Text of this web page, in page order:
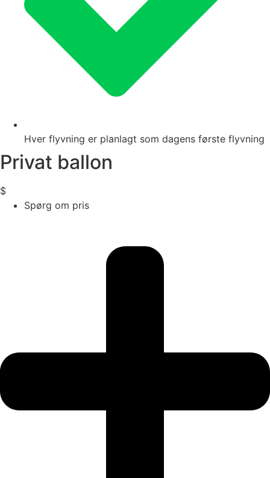
Hver flyvning er planlagt som dagens første flyvning
Privat ballon
$
Spørg om pris